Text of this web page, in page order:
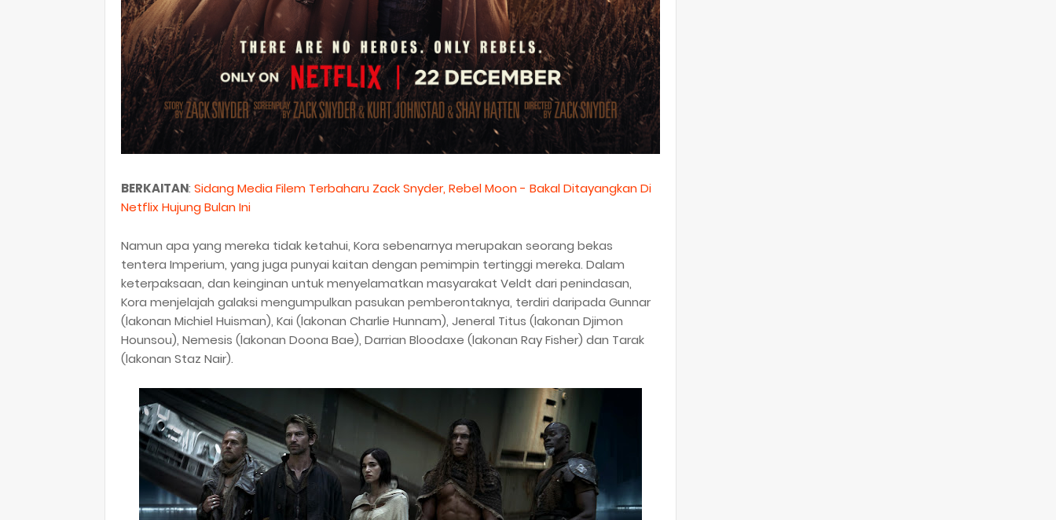
BERKAITAN: Sidang Media Filem Terbaharu Zack Snyder, Rebel Moon - Bakal Ditayangkan Di
Netflix Hujung Bulan Ini
Namun apa yang mereka tidak ketahui, Kora sebenarnya merupakan seorang bekas
tentera Imperium, yang juga punyai kaitan dengan pemimpin tertinggi mereka. Dalam
keterpaksaan, dan keinginan untuk menyelamatkan masyarakat Veldt dari penindasan,
Kora menjelajah galaksi mengumpulkan pasukan pemberontaknya, terdiri daripada Gunnar
(lakonan Michiel Huisman), Kai (lakonan Charlie Hunnam), Jeneral Titus (lakonan Djimon
Hounsou), Nemesis (lakonan Doona Bae), Darrian Bloodaxe (lakonan Ray Fisher) dan Tarak
(lakonan Staz Nair).